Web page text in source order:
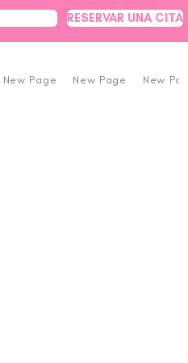
RESERVAR UNA CITA
New Page New Page New